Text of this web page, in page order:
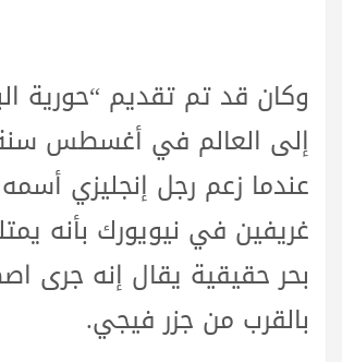
وكان قد تم تقديم “حورية
عندما زعم رجل إنجليزي
غريفين في نيويورك بأنه
بحر حقيقية يقال إنه جرى
بالقرب من جزر فيجي.